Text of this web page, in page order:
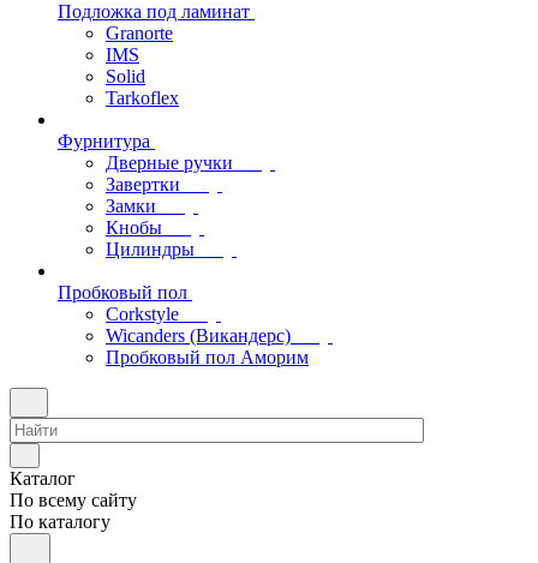
Подложка под ламинат
Granorte
IMS
Solid
Tarkoflex
Фурнитура
Дверные ручки
Завертки
Замки
Кнобы
Цилиндры
Пробковый пол
Corkstyle
Wicanders (Викандерс)
Пробковый пол Аморим
Каталог
По всему сайту
По каталогу